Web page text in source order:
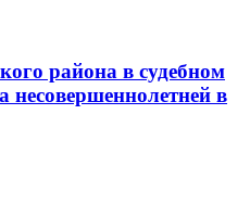
района в судебном
несовершеннолетней в